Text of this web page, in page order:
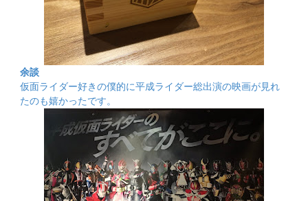
余談
仮面ライダー好きの僕的に平成ライダー総出演の映画が見れ
たのも嬉かったです。